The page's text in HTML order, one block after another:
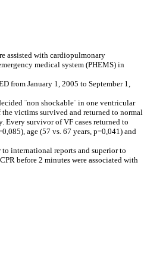
assisted with cardiopulmonary
medical system (PHEMS) in
from January 1, 2005 to September 1,
¨non shockable¨ in one ventricular
victims survived and returned to normal
Every survivor of VF cases returned to
age (57 vs. 67 years, p=0,041) and
international reports and superior to
before 2 minutes were associated with